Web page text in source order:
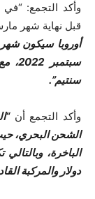
وأكد التجمع:
قبل نهاية شهر
سنتيم”.
وأكد التجمع أن
الشحن البحري،
دولار والمركبة القادمة من أوروبا 500